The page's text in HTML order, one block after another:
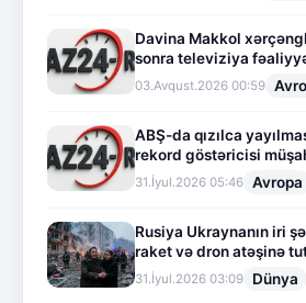
Davina Makkol
sonra televiziya
03.Avqust.2026 00:59
ABŞ-da qızılca
rekord göstəricisi
31.İyul.2026 05:46 Avropa
Rusiya Ukraynanın iri
raket və dron atəşinə
31.İyul.2026 03:09 Dünya